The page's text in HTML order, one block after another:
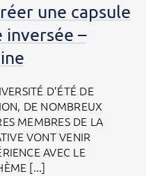
une capsule
inversée –
D’ÉTÉ DE
DE NOMBREUX
MEMBRES DE LA
VONT VENIR
AVEC LE
[...]